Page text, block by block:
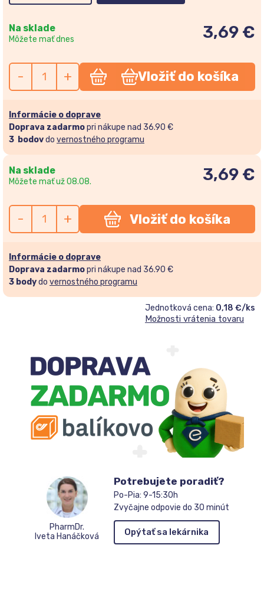
Na sklade
Môžete mať dnes 3,69 €
- + Vložiť do košíka
Informácie o doprave
Doprava zadarmopri nákupe nad 36.90 €
3 bodovdo vernostného programu
Na sklade
Môžete mať už 08.08. 3,69 €
- + Vložiť do košíka
Informácie o doprave
Doprava zadarmopri nákupe nad 36.90 €
3 bodydo vernostného programu
Jednotková cena: 0,18 €/ks
Možnosti vrátenia tovaru
PharmDr.
Iveta Hanáčková
Potrebujete poradiť?
Po-Pia: 9-15:30h
Zvyčajne odpovie do 30 minút
Opýtať sa lekárnika